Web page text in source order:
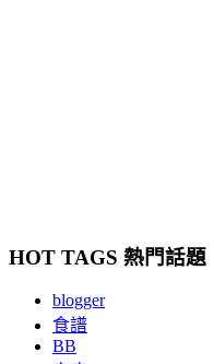
HOT TAGS 熱門話題
blogger
食譜
BB